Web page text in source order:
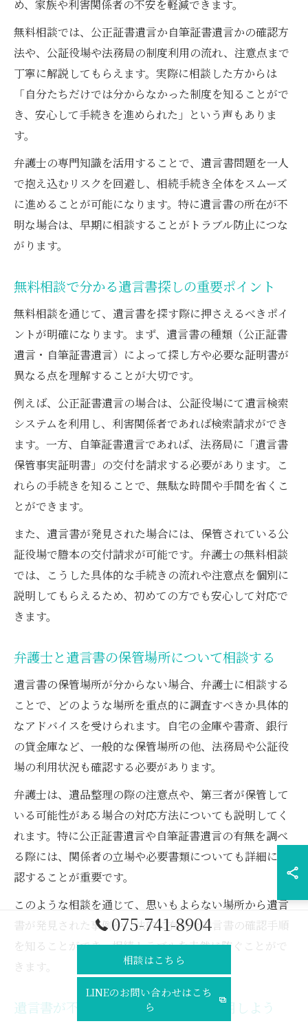
め、家族や利害関係者の不安を軽減できます。
無料相談では、公正証書遺言か自筆証書遺言かの確認方
法や、公証役場や法務局の制度利用の流れ、注意点まで
丁寧に解説してもらえます。実際に相談した方からは
「自分たちだけでは分からなかった制度を知ることがで
き、安心して手続きを進められた」という声もありま
す。
弁護士の専門知識を活用することで、遺言書問題を一人
で抱え込むリスクを回避し、相続手続き全体をスムーズ
に進めることが可能になります。特に遺言書の所在が不
明な場合は、早期に相談することがトラブル防止につな
がります。
無料相談で分かる遺言書探しの重要ポイント
無料相談を通じて、遺言書を探す際に押さえるべきポイ
ントが明確になります。まず、遺言書の種類（公正証書
遺言・自筆証書遺言）によって探し方や必要な証明書が
異なる点を理解することが大切です。
例えば、公正証書遺言の場合は、公証役場にて遺言検索
システムを利用し、利害関係者であれば検索請求ができ
ます。一方、自筆証書遺言であれば、法務局に「遺言書
保管事実証明書」の交付を請求する必要があります。こ
れらの手続きを知ることで、無駄な時間や手間を省くこ
とができます。
また、遺言書が発見された場合には、保管されている公
証役場で謄本の交付請求が可能です。弁護士の無料相談
では、こうした具体的な手続きの流れや注意点を個別に
説明してもらえるため、初めての方でも安心して対応で
きます。
弁護士と遺言書の保管場所について相談する
遺言書の保管場所が分からない場合、弁護士に相談する
ことで、どのような場所を重点的に調査すべきか具体的
なアドバイスを受けられます。自宅の金庫や書斎、銀行
の貸金庫など、一般的な保管場所の他、法務局や公証役
場の利用状況も確認する必要があります。
弁護士は、遺品整理の際の注意点や、第三者が保管して
いる可能性がある場合の対応方法についても説明してく
れます。特に公正証書遺言や自筆証書遺言の有無を調べ
る際には、関係者の立場や必要書類についても詳細に確
認することが重要です。
このような相談を通じて、思いもよらない場所から遺言
書が発見された事例や、法的に有効な遺言書の確認手順
を知ることができ、相続トラブルを未然に防ぐことがで
きます。
遺言書が不明な時こそ無料相談を活用しよう
075-741-8904
相談はこちら
LINEのお問い合わせはこち
ら